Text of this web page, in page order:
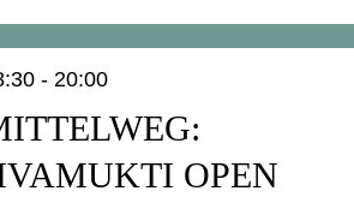
OPEN
- 20:00